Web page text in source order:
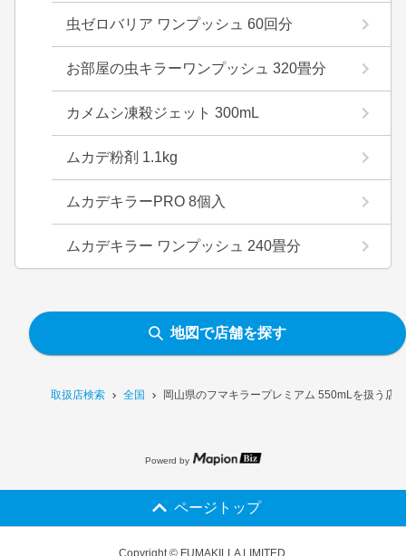
取扱店検索 全国 岡山県のフマキラープレミアム 550mLを扱う店
虫ゼロバリア ワンプッシュ 60回分
お部屋の虫キラーワンプッシュ 320畳分
カメムシ凍殺ジェット 300mL
ムカデ粉剤 1.1kg
ムカデキラーPRO 8個入
ムカデキラー ワンプッシュ 240畳分
地図で店舗を探す
Powerd by
ページトップ
Copyright © FUMAKILLA LIMITED.